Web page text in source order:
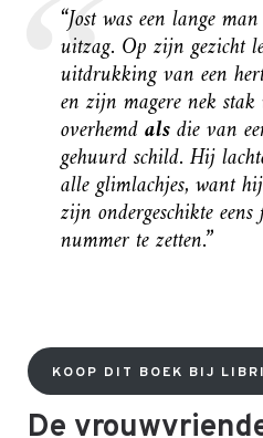
“Jost was een lange
uitzag. Op zijn gezicht
uitdrukking van een
en zijn magere nek
overhemdalsdie van
gehuurd schild. Hij
alle glimlachjes, want
zijn ondergeschikte
nummer te zetten.”
KOOP DIT BOEK BIJ
De